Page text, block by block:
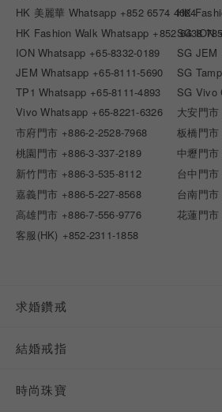
HK 美麗華 Whatsapp +852 6574 4024
HK
HK Fashion Walk Whatsapp +852 6438
SG ION
ION Whatsapp +65-8332-0189 SG JEM
JEM Whatsapp +65-8111-5690 SG
TP1 Whatsapp +65-8111-4893 SG Vivo
Vivo Whatsapp +65-8221-6326 大安門市
市府門市 +886-2-2528-7968 板橋門市
桃園門市 +886-3-337-2189 中壢門市
新竹門市 +886-3-535-8112 台中門市
嘉義門市 +886-5-227-8568 台南門市
高雄門市 +886-7-556-9776 花蓮門市
客服(HK) +852-2311-1858
求婚鑽戒
結婚戒指
時尚珠寶